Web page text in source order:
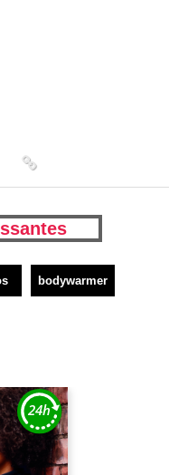
bodywarmer